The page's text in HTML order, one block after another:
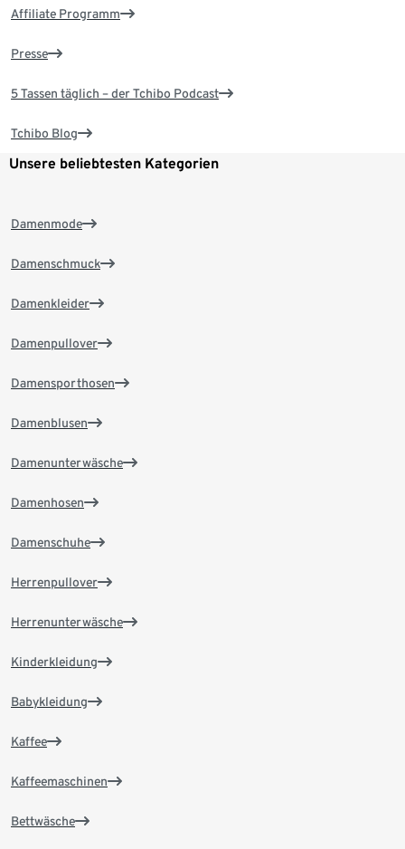
Affiliate Programm
Presse
5 Tassen täglich – der Tchibo Podcast
Tchibo Blog
Unsere beliebtesten Kategorien
Damenmode
Damenschmuck
Damenkleider
Damenpullover
Damensporthosen
Damenblusen
Damenunterwäsche
Damenhosen
Damenschuhe
Herrenpullover
Herrenunterwäsche
Kinderkleidung
Babykleidung
Kaffee
Kaffeemaschinen
Bettwäsche